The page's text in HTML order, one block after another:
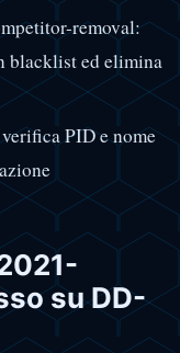
removal:
blacklist ed elimina
PID e nome
su DD-